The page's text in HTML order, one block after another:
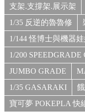
支架.支撐架.展示架
1/35 反逆的魯魯修
1/144 怪博士與機器娃
1/200
JUMBO GRADE
1/35 GASARAKI
寶可夢 POKEPLA 快